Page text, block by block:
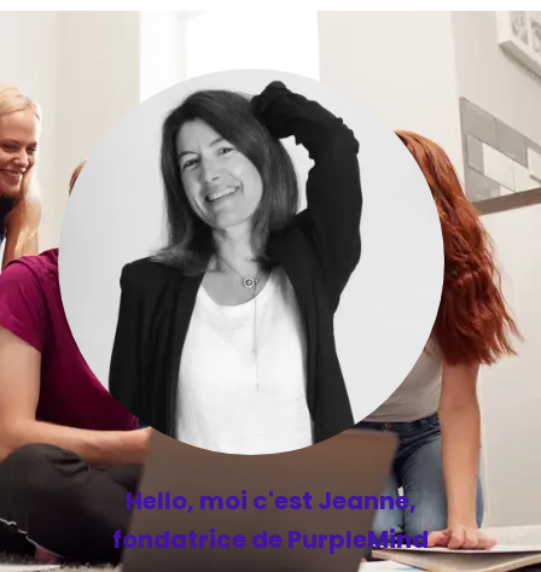
Hello, moi c'est Jeanne,
fondatrice de PurpleMind